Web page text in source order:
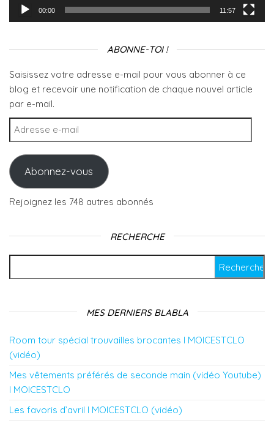
00:00 11:57
ABONNE-TOI !
Saisissez votre adresse e-mail pour vous abonner à ce
blog et recevoir une notification de chaque nouvel article
par e-mail.
Adresse e-mail
Abonnez-vous
Rejoignez les 748 autres abonnés
RECHERCHE
MES DERNIERS BLABLA
Room tour spécial trouvailles brocantes l MOICESTCLO
(vidéo)
Mes vêtements préférés de seconde main (vidéo Youtube)
l MOICESTCLO
Les favoris d’avril l MOICESTCLO (vidéo)